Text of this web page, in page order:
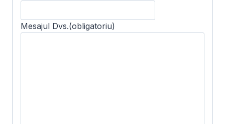
Mesajul Dvs.(obligatoriu)